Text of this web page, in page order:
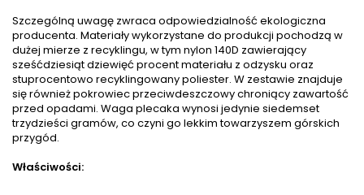
Szczególną uwagę zwraca odpowiedzialność ekologiczna
producenta. Materiały wykorzystane do produkcji pochodzą w
dużej mierze z recyklingu, w tym nylon 140D zawierający
sześćdziesiąt dziewięć procent materiału z odzysku oraz
stuprocentowo recyklingowany poliester. W zestawie znajduje
się również pokrowiec przeciwdeszczowy chroniący zawartość
przed opadami. Waga plecaka wynosi jedynie siedemset
trzydzieści gramów, co czyni go lekkim towarzyszem górskich
przygód.
Właściwości: